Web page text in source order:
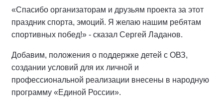
«Спасибо организаторам и друзьям проекта за этот
праздник спорта, эмоций. Я желаю нашим ребятам
спортивных побед!» - сказал Сергей Ладанов.
Добавим, положения о поддержке детей с ОВЗ,
создании условий для их личной и
профессиональной реализации внесены в народную
программу «Единой России».